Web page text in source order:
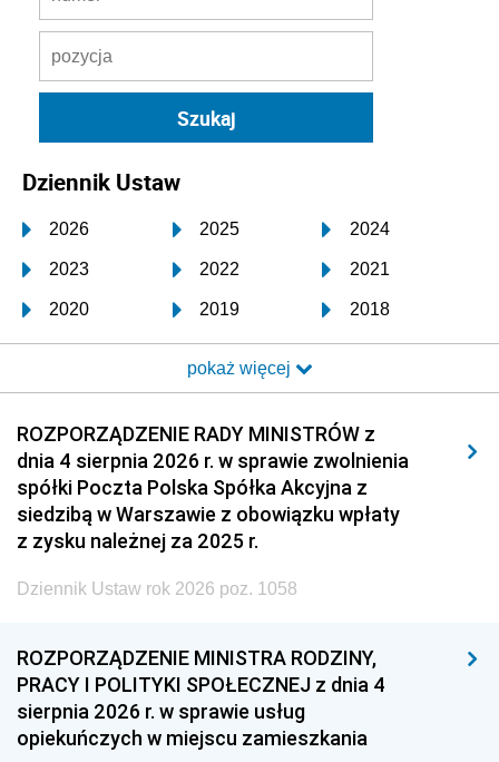
Dziennik Ustaw
2026 2025 2024
2023 2022 2021
2020 2019 2018
2017 2016 2015
2014 2013 2012
2011 2010 2009
2008 2007 2006
2005 2004 2003
2002 2001
1999 1998
1993 1992 1991
1990 1989
1987 1986 1985
pokaż więcej
ROZPORZĄDZENIE RADY MINISTRÓW z
dnia 4 sierpnia 2026 r. w sprawie zwolnienia
spółki Poczta Polska Spółka Akcyjna z
siedzibą w Warszawie z obowiązku wpłaty
z zysku należnej za 2025 r.
Dziennik Ustaw rok 2026 poz. 1058
ROZPORZĄDZENIE MINISTRA RODZINY,
PRACY I POLITYKI SPOŁECZNEJ z dnia 4
sierpnia 2026 r. w sprawie usług
opiekuńczych w miejscu zamieszkania